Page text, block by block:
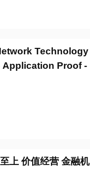
Technology
Application Proof -
上 价值经营 金融机